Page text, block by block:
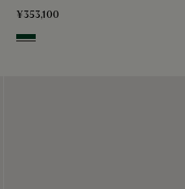
¥353,100
Scarabee